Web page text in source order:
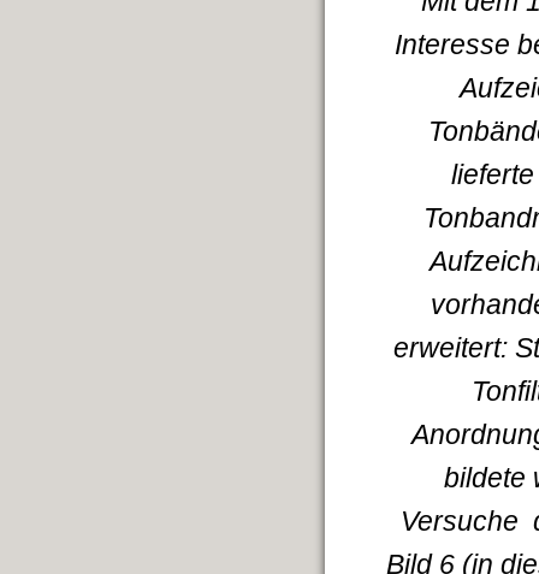
Interesse
erweitert:
bildete
Versuche
Bild 6 (in